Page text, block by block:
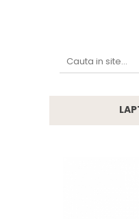
Genți și huse
Mouseuri